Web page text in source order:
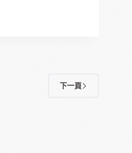
下一頁